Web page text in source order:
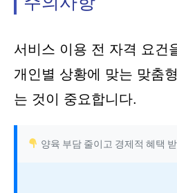
서비스 이용 전 자격 요건
개인별 상황에 맞는 맞춤
는 것이 중요합니다.
양육 부담 줄이고 경제적 혜택